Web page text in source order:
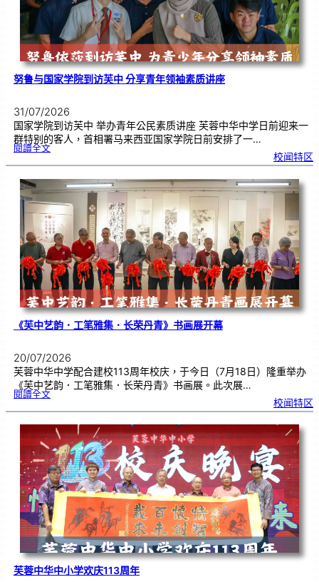
努鲁与国家学院到访芙中 分享青年领袖素质讲座
31/07/2026
国家学院到访芙中 举办青年公民素质讲座 芙蓉中华中学日前迎来一
群特别的客人，首相署马来西亚国家学院日前安排了一…
閱讀全文:努
与
国
学
院
到
访
中
分
享
青
年
领
袖
素
质
讲
座
校闻特区
《芙中艺韵．工笔雅集．长荣丹青》书画展开幕
20/07/2026
芙蓉中华中学配合建校113周年校庆，于今日（7月18日）隆重举办
《芙中艺韵．工笔雅集．长荣丹青》书画展。此次展…
閱讀全文:《
艺
．
工
笔
雅
．
长
荣
丹
青
》
书
画
展
开
幕
校闻特区
芙蓉中华中小学欢庆113周年